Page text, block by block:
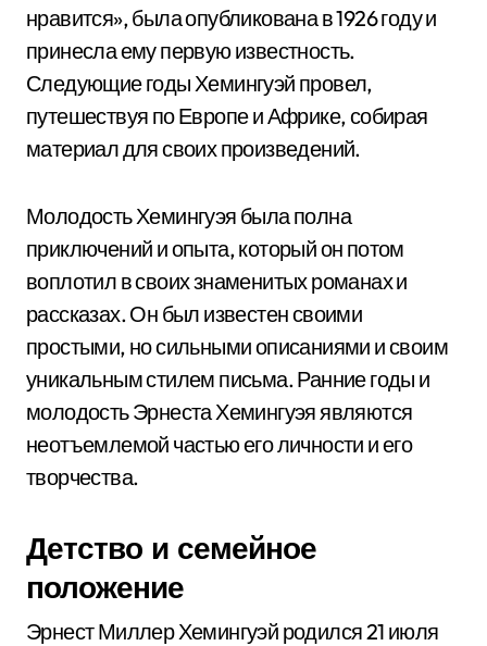
нравится», была опубликована в 1926 году и
принесла ему первую известность.
Следующие годы Хемингуэй провел,
путешествуя по Европе и Африке, собирая
материал для своих произведений.
Молодость Хемингуэя была полна
приключений и опыта, который он потом
воплотил в своих знаменитых романах и
рассказах. Он был известен своими
простыми, но сильными описаниями и своим
уникальным стилем письма. Ранние годы и
молодость Эрнеста Хемингуэя являются
неотъемлемой частью его личности и его
творчества.
Детство и семейное
положение
Эрнест Миллер Хемингуэй родился 21 июля